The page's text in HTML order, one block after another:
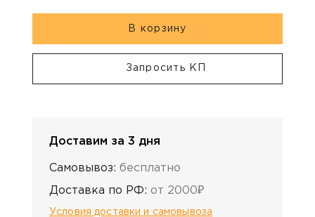
В корзину
Запросить КП
Доставим за 3 дня
Самовывоз: бесплатно
Доставка по РФ: от 2000₽
Условия доставки и самовывоза